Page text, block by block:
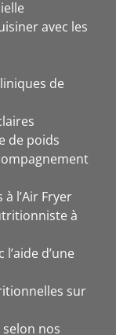
avec les
de
de poids
l’Air Fryer
à
d’une
sur
nos